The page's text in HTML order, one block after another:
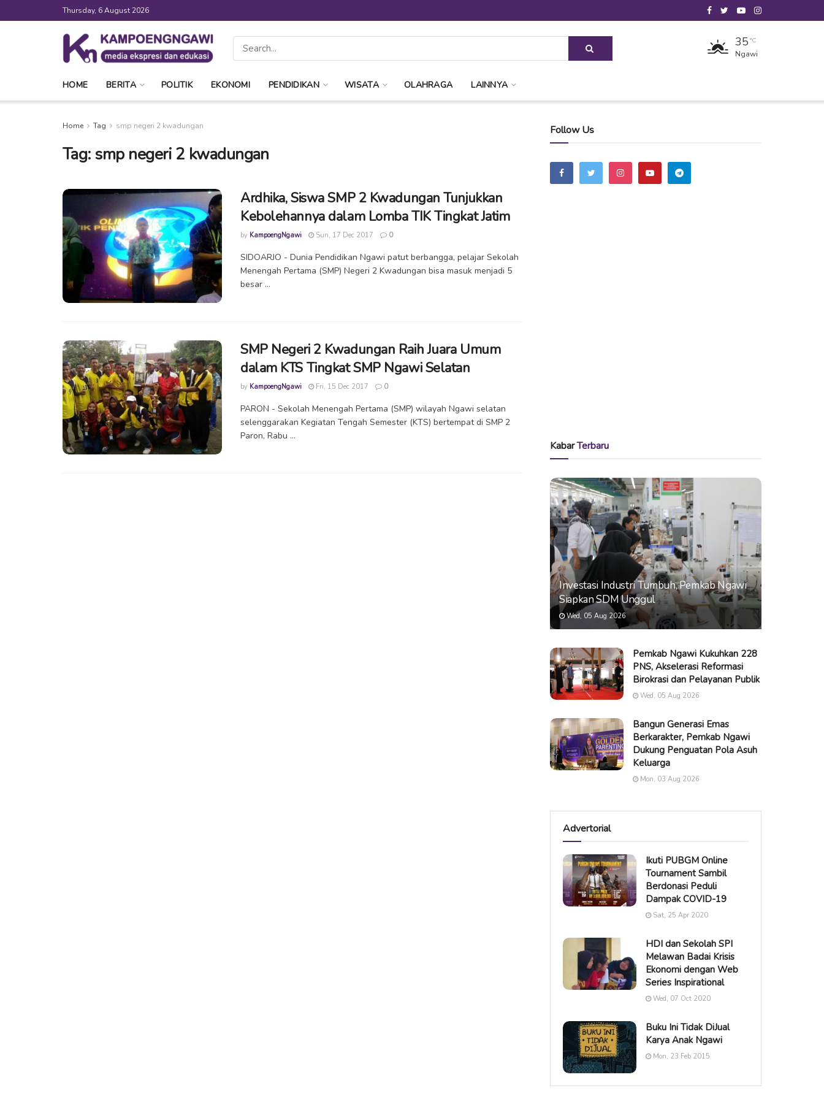
Thursday, 6 August 2026
35 °C
Ngawi
HOME BERITA POLITIK EKONOMI PENDIDIKAN WISATA OLAHRAGA LAINNYA
Home Tag smp negeri 2 kwadungan
Tag: smp negeri 2 kwadungan
Ardhika, Siswa SMP 2 Kwadungan Tunjukkan
Kebolehannya dalam Lomba TIK Tingkat Jatim
by KampoengNgawi Sun, 17 Dec 2017 0
SIDOARJO - Dunia Pendidikan Ngawi patut berbangga, pelajar Sekolah
Menengah Pertama (SMP) Negeri 2 Kwadungan bisa masuk menjadi 5
besar ...
SMP Negeri 2 Kwadungan Raih Juara Umum
dalam KTS Tingkat SMP Ngawi Selatan
by KampoengNgawi Fri, 15 Dec 2017 0
PARON - Sekolah Menengah Pertama (SMP) wilayah Ngawi selatan
selenggarakan Kegiatan Tengah Semester (KTS) bertempat di SMP 2
Paron, Rabu ...
Follow Us
KabarTerbaru
Investasi Industri Tumbuh, Pemkab Ngawi
Siapkan SDM Unggul
Wed, 05 Aug 2026
Pemkab Ngawi Kukuhkan 228
PNS, Akselerasi Reformasi
Birokrasi dan Pelayanan Publik
Wed, 05 Aug 2026
Bangun Generasi Emas
Berkarakter, Pemkab Ngawi
Dukung Penguatan Pola Asuh
Keluarga
Mon, 03 Aug 2026
Advertorial
Ikuti PUBGM Online
Tournament Sambil
Berdonasi Peduli
Dampak COVID-19
Sat, 25 Apr 2020
HDI dan Sekolah SPI
Melawan Badai Krisis
Ekonomi dengan Web
Series Inspirational
Wed, 07 Oct 2020
Buku Ini Tidak DiJual
Karya Anak Ngawi
Mon, 23 Feb 2015